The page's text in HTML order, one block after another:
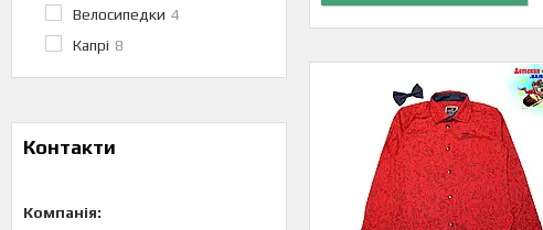
Велосипедки 4
Капрі 8
Контакти